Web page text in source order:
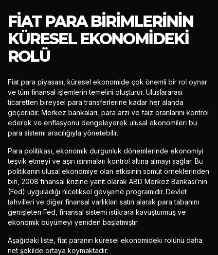
FIAT PARA BIRIMLERININ
KÜRESEL EKONOMIDEKI
ROLÜ
Fiat para piyasası, küresel ekonomide çok önemli bir rol oynar
ve tüm finansal işlemlerin temelini oluşturur. Uluslararası
ticaretten bireysel para transferlerine kadar her alanda
geçerlidir. Merkez bankaları, para arzı ve faiz oranlarını kontrol
ederek ve enflasyonu dengeleyerek ulusal ekonomileri bu
para sistemi aracılığıyla yönetebilir.
Para politikası, ekonomik durgunluk dönemlerinde ekonomiyi
teşvik etmeyi ve aşırı ısınmaları kontrol altına almayı sağlar. Bu
politikanın ulusal ekonomiye olan etkisinin somut örneklerinden
biri, 2008 finansal krizine yanıt olarak ABD Merkez Bankası’nın
(Fed) uyguladığı niceliksel gevşeme programıdır. Devlet
tahvilleri ve diğer finansal varlıkları satın alarak para tabanını
genişleten Fed, finansal sistemi istikrara kavuşturmuş ve
ekonomik büyümeyi yeniden başlatmıştır.
Aşağıdaki liste, fiat paranın küresel ekonomideki rolünü daha
net şekilde ortaya koymaktadır: